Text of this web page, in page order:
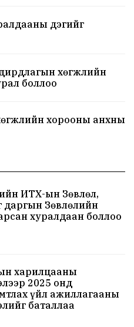
дэгийг
хөгжлийн
боллоо
хорооны анхны
ИТХ-ын Зөвлөл,
даргын Зөвлөлийн
хуралдаан боллоо
харилцааны
2025 онд
үйл ажиллагааны
баталлаа